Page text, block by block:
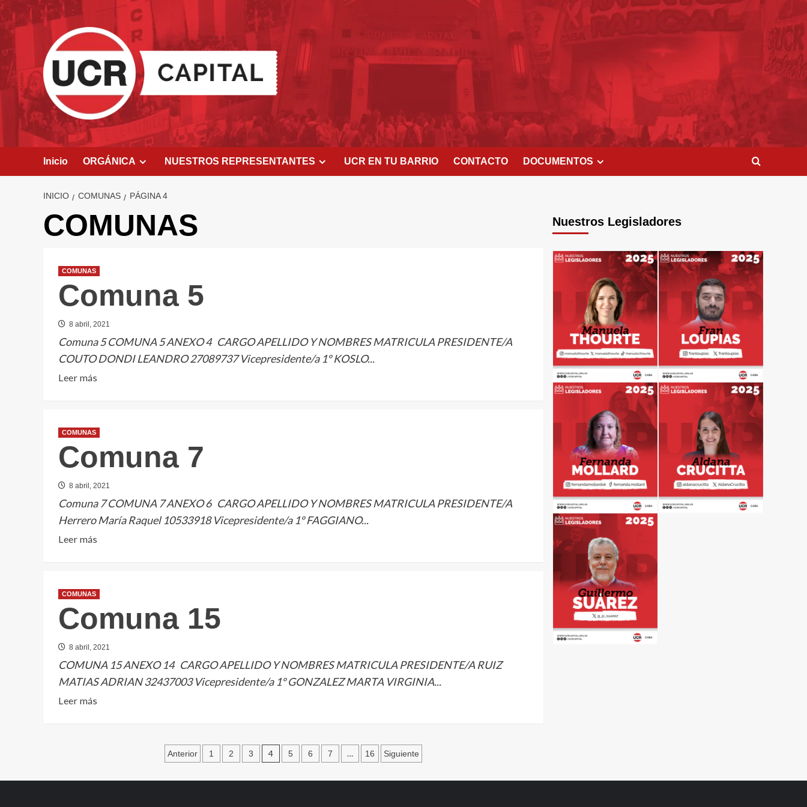
Saltar
al
contenido
Inicio ORGÁNICA NUESTROS REPRESENTANTES UCR EN TU BARRIO CONTACTO DOCUMENTOS
INICIO COMUNAS PÁGINA 4
COMUNAS
COMUNAS
Comuna 5
8 abril, 2021
Comuna 5 COMUNA 5 ANEXO 4 CARGO APELLIDO Y NOMBRES MATRICULA PRESIDENTE/A
COUTO DONDI LEANDRO 27089737 Vicepresidente/a 1º KOSLO...
Leer más
5
COMUNAS
Comuna 7
8 abril, 2021
Comuna 7 COMUNA 7 ANEXO 6 CARGO APELLIDO Y NOMBRES MATRICULA PRESIDENTE/A
Herrero María Raquel 10533918 Vicepresidente/a 1º FAGGIANO...
Leer más
7
COMUNAS
Comuna 15
8 abril, 2021
COMUNA 15 ANEXO 14 CARGO APELLIDO Y NOMBRES MATRICULA PRESIDENTE/A RUIZ
MATIAS ADRIAN 32437003 Vicepresidente/a 1º GONZALEZ MARTA VIRGINIA...
Leer más
Paginación
Anterior 1 2 3 4 5 6 7 … 16 Siguiente
Nuestros Legisladores